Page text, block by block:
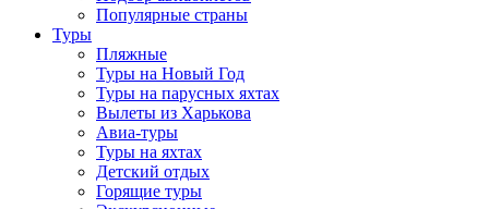
Популярные страны
Туры
Пляжные
Туры на Новый Год
Туры на парусных яхтах
Вылеты из Харькова
Авиа-туры
Туры на яхтах
Детский отдых
Горящие туры